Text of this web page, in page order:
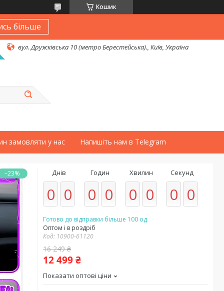
Кошик
більше
вул. Дружківська 10 (метро Берестейська)., Київ, Україна
замовляти у нас Напишіть нам в Telegram
–23% Днів
0 0
Годин
0 0
Хвилин
0 0
Секунд
0 0
Готово до відправки більше 100 од.
Оптом і в роздріб
Код: 10900-61120
16 249 ₴
12 499 ₴
Показати оптові ціни